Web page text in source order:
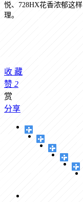
悦、 728HX花香浓郁这
理。
收 藏
赞 2
赏
分享